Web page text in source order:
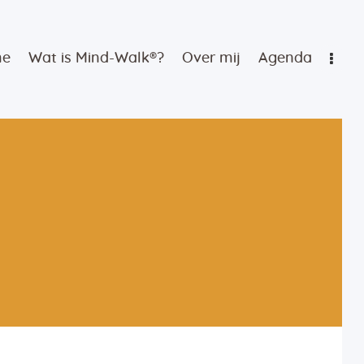
Wat is Mind-Walk®? Over mij Agenda